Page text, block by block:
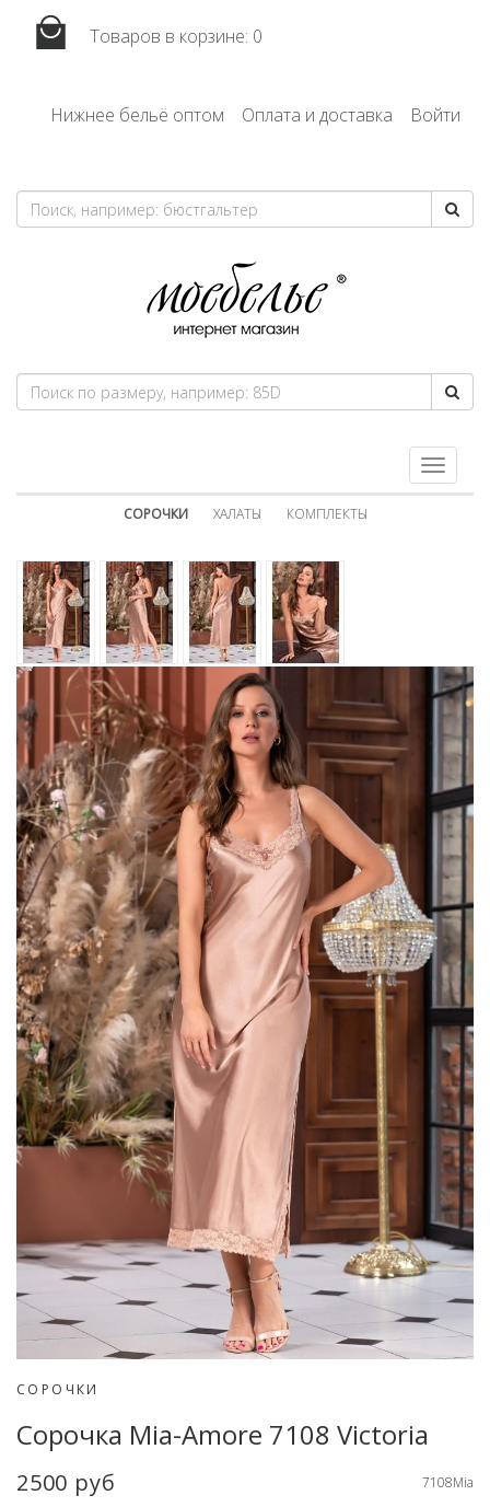
Товаров в корзине: 0
Нижнее бельё оптом Оплата и доставка Войти
Toggle
navigation
СОРОЧКИ
ХАЛАТЫ КОМПЛЕКТЫ
СОРОЧКИ
Сорочка Mia-Amore 7108 Victoria
2500 руб 7108Mia